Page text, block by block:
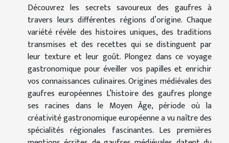
Découvrez les secrets savoureux des gaufres à
travers leurs différentes régions d’origine. Chaque
variété révèle des histoires uniques, des traditions
transmises et des recettes qui se distinguent par
leur texture et leur goût. Plongez dans ce voyage
gastronomique pour éveiller vos papilles et enrichir
vos connaissances culinaires. Origines médiévales des
gaufres européennes L’histoire des gaufres plonge
ses racines dans le Moyen Âge, période où la
créativité gastronomique européenne a vu naître des
spécialités régionales fascinantes. Les premières